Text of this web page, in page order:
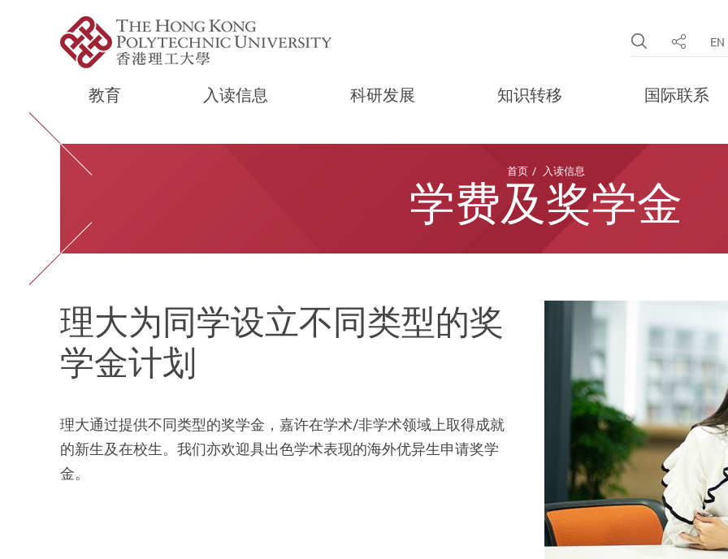
Open Site
分享 EN
教育 入读信息 科研发展 知识转移 国际联系
Start main content
首页 入读信息
学费及奖学金
理大为同学设立不同类型的奖
学金计划
理大通过提供不同类型的奖学金，嘉许在学术/非学术领域上取得成就
的新生及在校生。我们亦欢迎具出色学术表现的海外优异生申请奖学
金。